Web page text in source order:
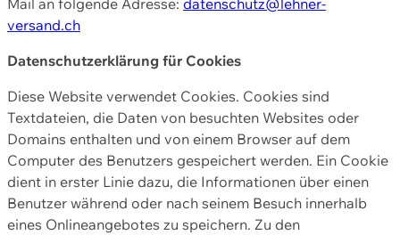
versand.ch
Datenschutzerklärung für Cookies
Diese Website verwendet Cookies. Cookies sind
Textdateien, die Daten von besuchten Websites oder
Domains enthalten und von einem Browser auf dem
Computer des Benutzers gespeichert werden. Ein Cookie
dient in erster Linie dazu, die Informationen über einen
Benutzer während oder nach seinem Besuch innerhalb
eines Onlineangebotes zu speichern. Zu den